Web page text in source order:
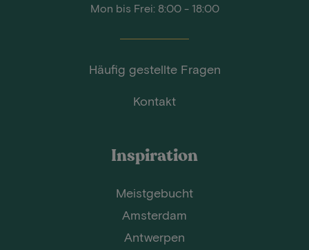
Mon bis Frei: 8:00 - 18:00
Häufig gestellte Fragen
Kontakt
Inspiration
Meistgebucht
Amsterdam
Antwerpen